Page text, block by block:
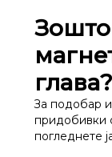
глава?
За подобар
придобивки
погледнете